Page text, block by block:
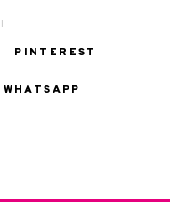
PINTEREST
WHATSAPP